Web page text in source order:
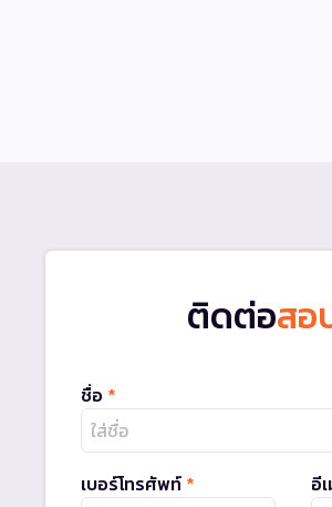
ติดต่อสอ
ชื่อ *
เบอร์โทรศัพท์ * อี